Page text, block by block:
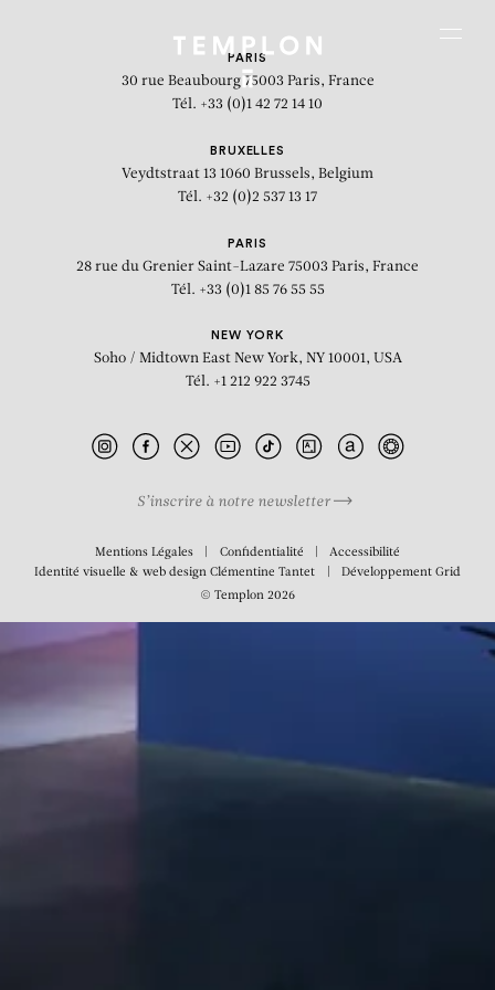
PARIS
30 rue Beaubourg 75003 Paris, France
Tél. +33 (0)1 42 72 14 10
BRUXELLES
Veydtstraat 13 1060 Brussels, Belgium
Tél. +32 (0)2 537 13 17
PARIS
28 rue du Grenier Saint-Lazare 75003 Paris, France
Tél. +33 (0)1 85 76 55 55
NEW YORK
Soho / Midtown East New York, NY 10001, USA
Tél. +1 212 922 3745
S’inscrire à notre newsletter
Mentions Légales Confidentialité
Accessibilité
Identité visuelle & web designClémentine Tantet Développement Grid
© Templon 2026